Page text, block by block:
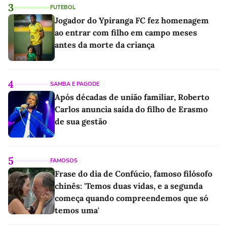
3 FUTEBOL
Jogador do Ypiranga FC fez homenagem
ao entrar com filho em campo meses
antes da morte da criança
4 SAMBA E PAGODE
Após décadas de união familiar, Roberto
Carlos anuncia saída do filho de Erasmo
de sua gestão
5 FAMOSOS
Frase do dia de Confúcio, famoso filósofo
chinês: 'Temos duas vidas, e a segunda
começa quando compreendemos que só
temos uma'